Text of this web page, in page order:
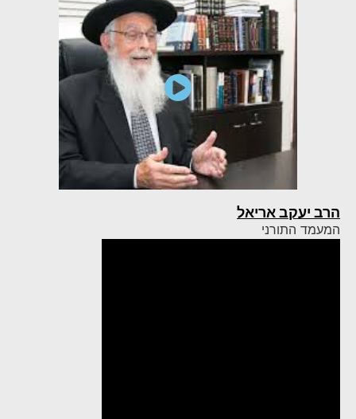
הרב יעקב אריאל
המעמד התורני